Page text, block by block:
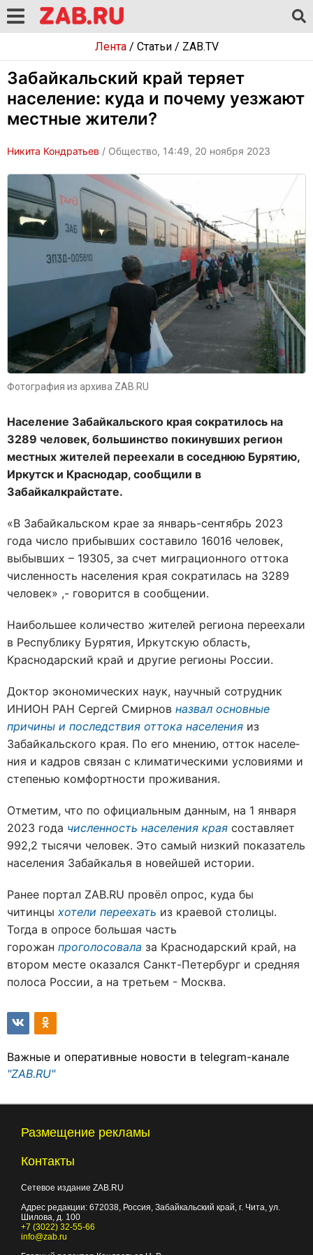
Лента/ Статьи/ ZAB.TV
Забайкальский край теряет
население: куда и почему уезжают
местные жители?
Никита Кондратьев / Общество, 14:49, 20 ноября 2023
Фотография из архива ZAB.RU
Население Забайкальского края сократилось на
3289 человек, большинство покинувших регион
местных жителей переехали в соседнюю Бурятию,
Иркутск и Краснодар, сообщили в
Забайкалкрайстате.
«В Забайкальском крае за январь-сентябрь 2023
года число прибывших составило 16016 человек,
выбывших – 19305, за счет миграционного оттока
численность населения края сократилась на 3289
человек» ,- говорится в сообщении.
Наибольшее количество жителей региона переехали
в Республику Бурятия, Иркутскую область,
Краснодарский край и другие регионы России.
Доктор экономических наук, научный сотрудник
ИНИОН РАН Сергей Смирнов назвал основные
причины и последствия оттока населения из
Забайкальского края. По его мнению, от­ток на­се­ле­
ния и кад­ров свя­зан с кли­ма­ти­че­ски­ми усло­ви­я­ми и
сте­пе­нью ком­форт­но­сти про­жи­ва­ния.
Отметим, что по официальным данным, на 1 января
2023 года численность населения края составляет
992,2 тысячи человек. Это самый низкий показатель
населения Забайкалья в новейшей истории.
Ранее портал ZAB.RU провёл опрос, куда бы
читинцы хотели переехать из краевой столицы.
Тогда в опросе большая часть
горожан проголосовала за Краснодарский край, на
втором месте оказался Санкт-Петербург и средняя
полоса России, а на третьем - Москва.
Важные и оперативные новости в telegram-канале
"ZAB.RU"
Размещение рекламы
Контакты
Сетевое издание ZAB.RU
Адрес редакции: 672038 , Россия, Забайкальский край, г. Чита ул.
Шилова, д. 100
+7 (3022) 32-55-66
info@zab.ru